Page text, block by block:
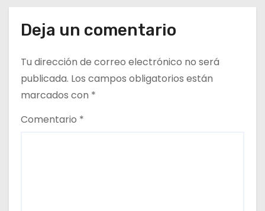
n
t
r
a
Deja un comentario
Tu dirección de correo electrónico no será
publicada. Los campos obligatorios están
marcados con *
Comentario *